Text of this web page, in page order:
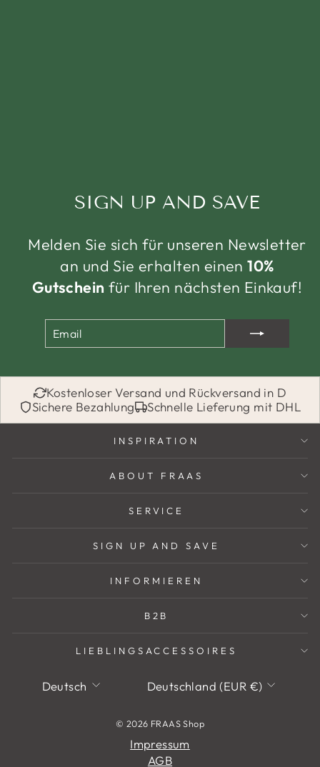
SIGN UP AND SAVE
Melden Sie sich für unseren Newsletter
an und Sie erhalten einen10%
Gutschein für Ihren nächsten Einkauf!
Kostenloser Versand und Rückversand in D
Sichere Bezahlung
Schnelle Lieferung mit DHL
INSPIRATION
ABOUT FRAAS
SERVICE
SIGN UP AND SAVE
INFORMIEREN
B2B
LIEBLINGSACCESSOIRES
Sprache
Deutsch Währung
Deutschland (EUR €)
© 2026 FRAAS Shop
Impressum
AGB